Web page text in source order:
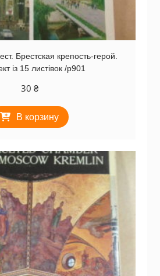
Брестская крепость-герой.
із 15 листівок /р901
30 ₴
В корзину